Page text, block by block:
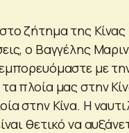
ζήτημα της Κίνας
ο Βαγγέλης
με
πλοία μας στην
στην Κίνα. Η
θετικό να